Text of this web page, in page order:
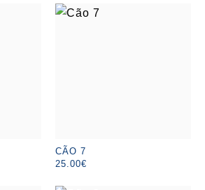
CÃO 7
25.00€